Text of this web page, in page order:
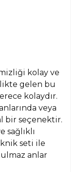
kolay ve
gelen bu
kolaydır.
veya
bir seçenektir.
sağlıklı
seti ile
anlar